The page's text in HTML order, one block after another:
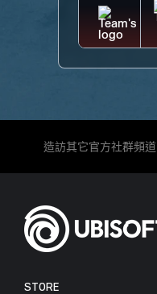
造訪其它官方社群頻道
STORE